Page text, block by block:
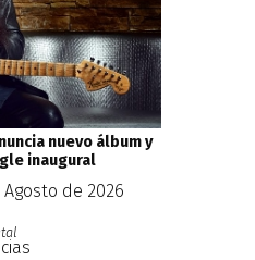
nuevo álbum y
inaugural
de 2026